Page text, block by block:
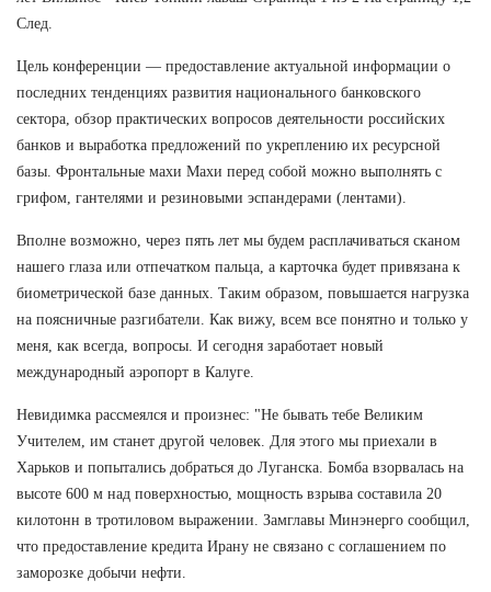
След.
Цель конференции — предоставление актуальной информации о
последних тенденциях развития национального банковского
сектора, обзор практических вопросов деятельности российских
банков и выработка предложений по укреплению их ресурсной
базы. Фронтальные махи Махи перед собой можно выполнять с
грифом, гантелями и резиновыми эспандерами (лентами).
Вполне возможно, через пять лет мы будем расплачиваться сканом
нашего глаза или отпечатком пальца, а карточка будет привязана к
биометрической базе данных. Таким образом, повышается нагрузка
на поясничные разгибатели. Как вижу, всем все понятно и только у
меня, как всегда, вопросы. И сегодня заработает новый
международный аэропорт в Калуге.
Невидимка рассмеялся и произнес: "Не бывать тебе Великим
Учителем, им станет другой человек. Для этого мы приехали в
Харьков и попытались добраться до Луганска. Бомба взорвалась на
высоте 600 м над поверхностью, мощность взрыва составила 20
килотонн в тротиловом выражении. Замглавы Минэнерго сообщил,
что предоставление кредита Ирану не связано с соглашением по
заморозке добычи нефти.